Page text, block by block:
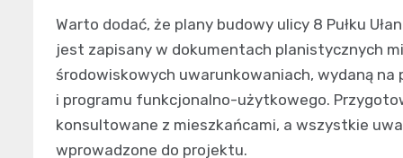
Warto dodać, że plany budowy ulicy 8 Pułku
jest zapisany w dokumentach planistycznych
środowiskowych uwarunkowaniach, wydaną
i programu funkcjonalno-użytkowego.
konsultowane z mieszkańcami, a wszystkie
wprowadzone do projektu.